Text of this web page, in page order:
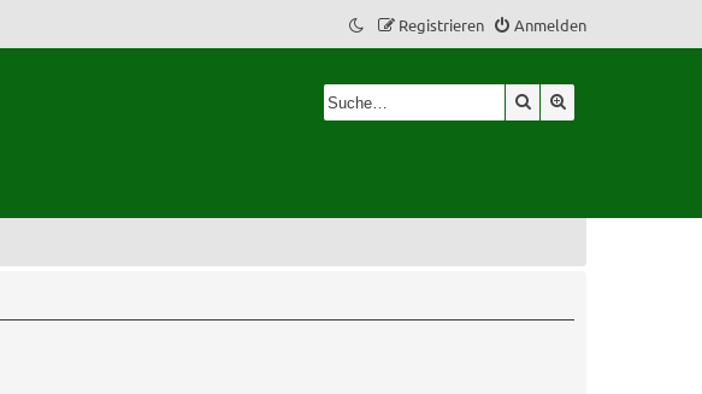
Anmelden
Registrieren
Suche